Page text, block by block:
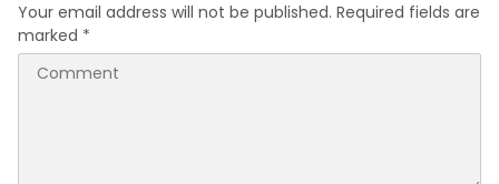
Your email address will not be published. Required fields are
marked *